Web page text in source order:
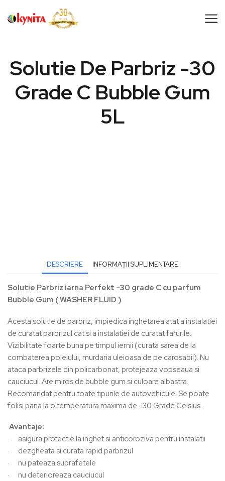
Solutie De Parbriz -30
Grade C Bubble Gum
5L
DESCRIERE INFORMAȚII SUPLIMENTARE
Solutie Parbriz iarna Perfekt -30 grade C cu parfum
Bubble Gum ( WASHER FLUID )
Acesta solutie de parbriz, impiedica inghetarea atat a instalatiei
de curatat parbrizul cat si a instalatiei de curatat farurile.
Vizibilitate foarte buna pe timpul iernii (curata sarea de la
combaterea poleiului, murdaria uleioasa de pe carosabil). Nu
ataca parbrizele din policarbonat, protejeaza vopseaua si
cauciucul. Are miros de bubble gum si culoare albastra.
Recomandat pentru toate tipurile de autovehicule. Se poate
folisi pana la o temperatura maxima de -30 Grade Celsius.
Avantaje:
· asigura protectie la inghet si anticoroziva pentru instalatii
· dezgheata si curata rapid parbrizul
· nu pateaza suprafetele
· nu deterioreaza cauciucul